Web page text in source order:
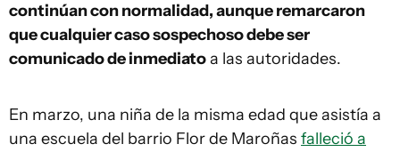
continúan con normalidad, aunque remarcaron
que cualquier caso sospechoso debe ser
comunicado de inmediatoa las autoridades.
En marzo, una niña de la misma edad que asistía a
una escuela del barrio Flor de Maroñas falleció a